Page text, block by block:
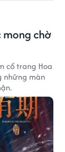
chờ
cổ trang Hoa
những màn